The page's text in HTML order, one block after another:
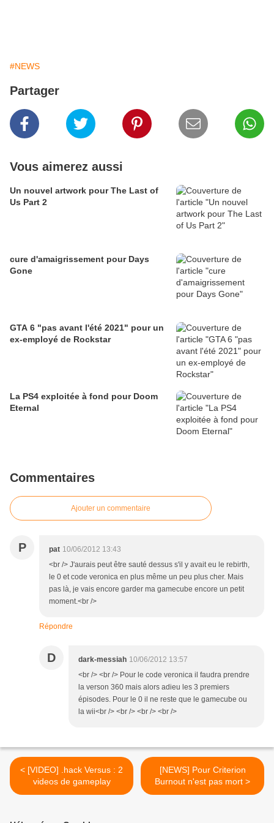
#NEWS
Partager
Vous aimerez aussi
Un nouvel artwork pour The Last of
Us Part 2
cure d'amaigrissement pour Days
Gone
GTA 6 "pas avant l'été 2021" pour un
ex-employé de Rockstar
La PS4 exploitée à fond pour Doom
Eternal
Commentaires
Ajouter un commentaire
P pat 10/06/2012 13:43
<br /> J'aurais peut être sauté dessus s'il y avait eu le rebirth,
le 0 et code veronica en plus même un peu plus cher. Mais
pas là, je vais encore garder ma gamecube encore un petit
moment.<br />
Répondre
D dark-messiah 10/06/2012 13:57
<br /> <br /> Pour le code veronica il faudra prendre
la verson 360 mais alors adieu les 3 premiers
épisodes. Pour le 0 il ne reste que le gamecube ou
la wii<br /> <br /> <br /> <br />
< [VIDEO] .hack Versus : 2
videos de gameplay
[NEWS] Pour Criterion
Burnout n'est pas mort >